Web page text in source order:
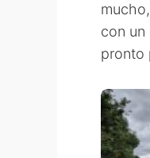
con un
pronto